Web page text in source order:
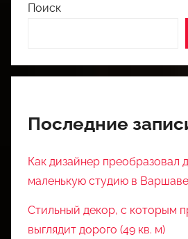
Поиск
Последние
Как дизайнер преобразовал
маленькую студию в Варшаве
Стильный декор, с которым
выглядит дорого (49 кв. м)